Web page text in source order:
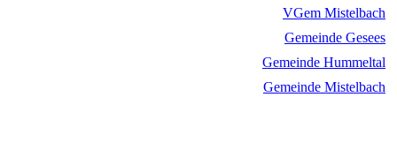
VGem Mistelbach
Gemeinde Gesees
Gemeinde Hummeltal
Gemeinde Mistelbach